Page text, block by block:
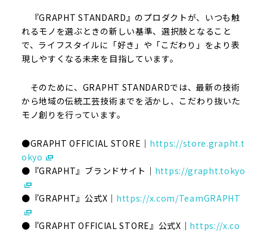
『GRAPHT STANDARD』のプロダクトが、いつも触
れるモノを選ぶときの新しい基準、選択肢となること
で、ライフスタイルに「好き」や「こだわり」をより表
現しやすくなる未来を目指しています。
そのために、GRAPHT STANDARDでは、最新の技術
から地域の伝統工芸技術までを活かし、こだわり抜いた
モノ創りを行っています。
●GRAPHT OFFICIAL STORE｜ https://store.grapht.t
okyo
●『GRAPHT』ブランドサイト｜ https://grapht.tokyo
●『GRAPHT』公式X｜ https://x.com/TeamGRAPHT
●『GRAPHT OFFICIAL STORE』公式X｜ https://x.co